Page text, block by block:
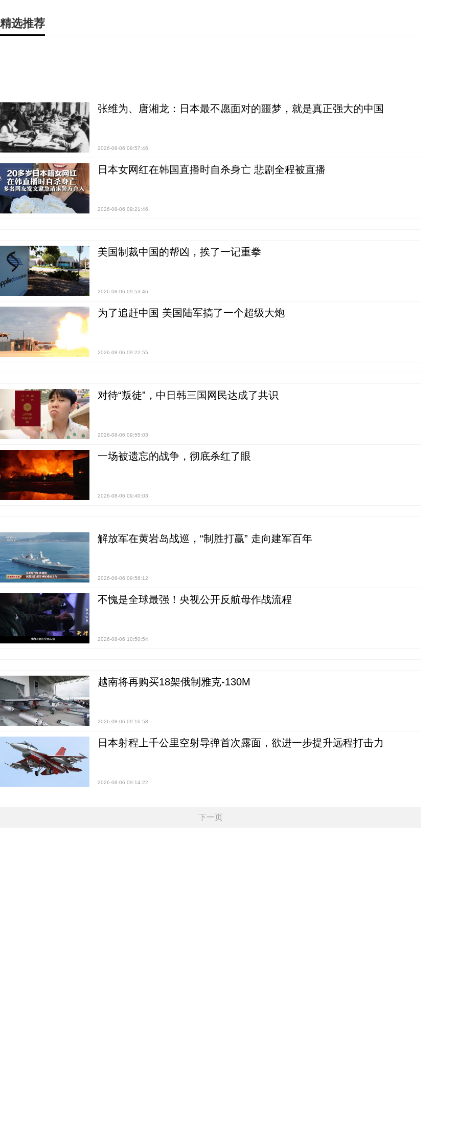
精选推荐
张维为、唐湘龙：日本最不愿面对的噩梦，就是真正强大的中国
2026-08-06 09:57:46
日本女网红在韩国直播时自杀身亡 悲剧全程被直播
2026-08-06 09:21:46
美国制裁中国的帮凶，挨了一记重拳
2026-08-06 09:53:46
为了追赶中国 美国陆军搞了一个超级大炮
2026-08-06 09:22:55
对待“叛徒”，中日韩三国网民达成了共识
2026-08-06 09:55:03
一场被遗忘的战争，彻底杀红了眼
2026-08-06 09:40:03
解放军在黄岩岛战巡，“制胜打赢” 走向建军百年
2026-08-06 09:56:12
不愧是全球最强！央视公开反航母作战流程
2026-08-06 10:50:54
越南将再购买18架俄制雅克-130M
2026-08-06 09:16:58
日本射程上千公里空射导弹首次露面，欲进一步提升远程打击力
2026-08-06 09:14:22
下一页